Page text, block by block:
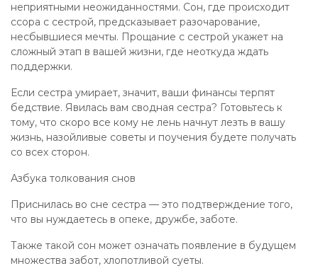
неприятными неожиданностями. Сон, где происходит
ссора с сестрой, предсказывает разочарование,
несбывшиеся мечты. Прощание с сестрой укажет на
сложный этап в вашей жизни, где неоткуда ждать
поддержки.
Если сестра умирает, значит, ваши финансы терпят
бедствие. Явилась вам сводная сестра? Готовьтесь к
тому, что скоро все кому не лень начнут лезть в вашу
жизнь, назойливые советы и поучения будете получать
со всех сторон.
Азбука толкования снов
Приснилась во сне сестра — это подтверждение того,
что вы нуждаетесь в опеке, дружбе, заботе.
Также такой сон может означать появление в будущем
множества забот, хлопотливой суеты.